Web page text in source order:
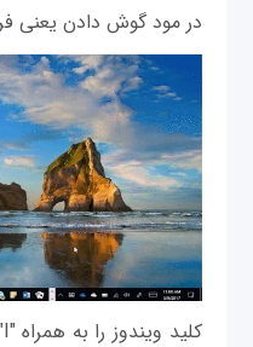
در مود گوش دادن یعنی